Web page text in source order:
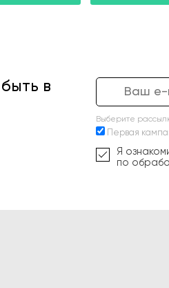
в
Выберите
Первая
Я
по